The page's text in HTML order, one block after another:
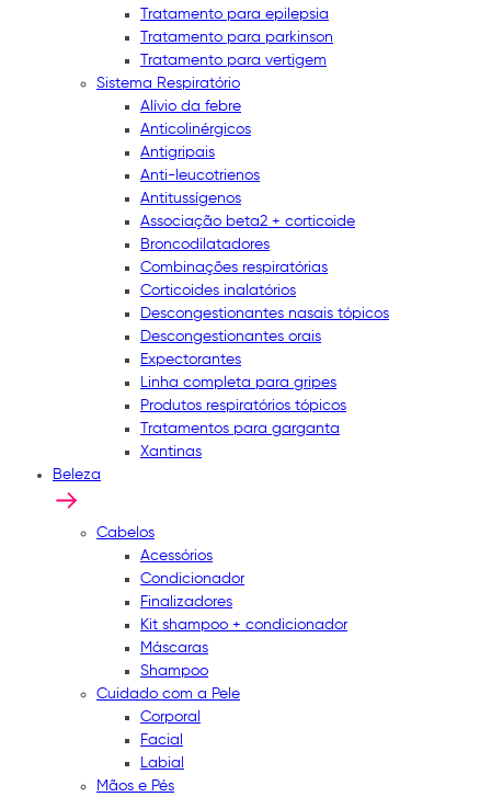
Tratamento para epilepsia
Tratamento para parkinson
Tratamento para vertigem
Sistema Respiratório
Alívio da febre
Anticolinérgicos
Antigripais
Anti-leucotrienos
Antitussígenos
Associação beta2 + corticoide
Broncodilatadores
Combinações respiratórias
Corticoides inalatórios
Descongestionantes nasais tópicos
Descongestionantes orais
Expectorantes
Linha completa para gripes
Produtos respiratórios tópicos
Tratamentos para garganta
Xantinas
Beleza
Cabelos
Acessórios
Condicionador
Finalizadores
Kit shampoo + condicionador
Máscaras
Shampoo
Cuidado com a Pele
Corporal
Facial
Labial
Mãos e Pés